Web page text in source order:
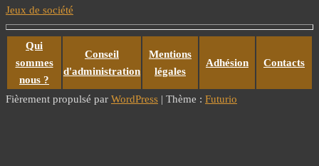
Jeux de société
Qui
sommes
nous ?
Conseil
d'administration
Mentions
légales
Adhésion Contacts
Fièrement propulsé par WordPress | Thème : Futurio